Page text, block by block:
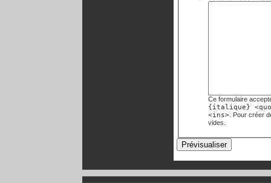
Ce formulaire
{italique}
<ins> . Pour créer
vides.